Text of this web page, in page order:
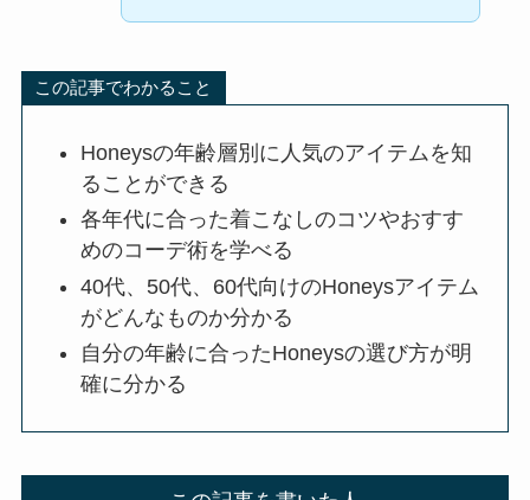
この記事でわかること
Honeysの年齢層別に人気のアイテムを知
ることができる
各年代に合った着こなしのコツやおすす
めのコーデ術を学べる
40代、50代、60代向けのHoneysアイテム
がどんなものか分かる
自分の年齢に合ったHoneysの選び方が明
確に分かる